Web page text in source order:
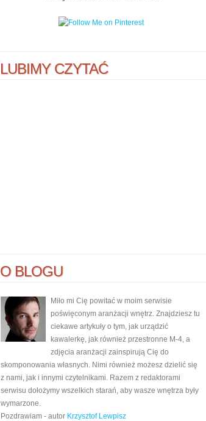
LUBIMY CZYTAĆ
O BLOGU
Miło mi Cię powitać w moim serwisie
poświęconym aranżacji wnętrz. Znajdziesz tu
ciekawe artykuły o tym, jak urządzić
kawalerkę, jak również przestronne M-4, a
zdjęcia aranżacji zainspirują Cię do
skomponowania własnych. Nimi również możesz dzielić się
z nami, jak i innymi czytelnikami. Razem z redaktorami
serwisu dołożymy wszelkich starań, aby wasze wnętrza były
wymarzone.
Pozdrawiam - autor Krzysztof Lewpisz